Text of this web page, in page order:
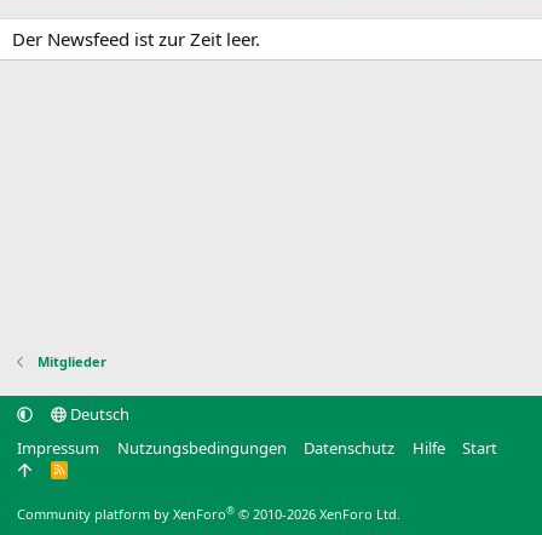
Der Newsfeed ist zur Zeit leer.
Mitglieder
Deutsch
Impressum
Nutzungsbedingungen Datenschutz Hilfe Start
R
Community platform by XenForo® © 2010-2026 XenForo Ltd.